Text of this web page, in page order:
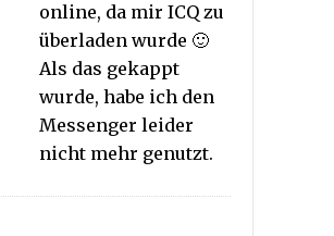
online, da mir ICQ zu
überladen wurde 🙂
Als das gekappt
wurde, habe ich den
Messenger leider
nicht mehr genutzt.